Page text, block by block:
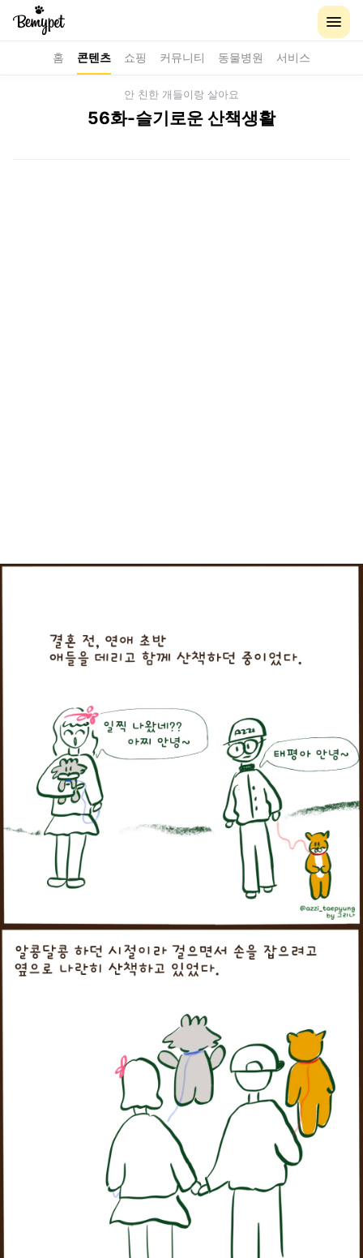
홈 콘텐츠 쇼핑 커뮤니티 동물병원 서비스
안 친한 개들이랑 살아요
56화-슬기로운 산책생활